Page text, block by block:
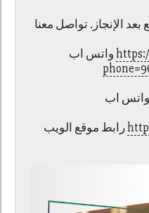
الإنجاز. تواصل معنا